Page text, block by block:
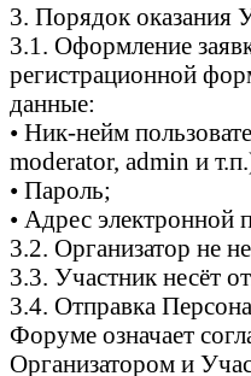
3. Порядок оказания
3.1. Оформление
регистрационной
данные:
• Ник-нейм
moderator, admin и
• Пароль;
• Адрес электронной
3.2. Организатор не
3.3. Участник несёт
3.4. Отправка
Форуме означает
Организатором и